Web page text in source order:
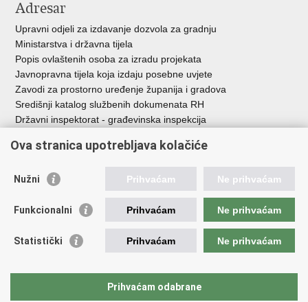
Adresar
Upravni odjeli za izdavanje dozvola za gradnju
Ministarstva i državna tijela
Popis ovlaštenih osoba za izradu projekata
Javnopravna tijela koja izdaju posebne uvjete
Zavodi za prostorno uređenje županija i gradova
Središnji katalog službenih dokumenata RH
Državni inspektorat - građevinska inspekcija
Vlada Republike Hrvatske
Agencija za pravni promet i posredovanje nekretninama
Fond za zaštitu okoliša i energetsku učinkovitost
Državne nekretnine d.o.o.
Ova stranica upotrebljava kolačiće
Nužni Prihvaćam Ne prihvaćam
Funkcionalni Prihvaćam Ne prihvaćam
Statistički Prihvaćam Ne prihvaćam
Prihvaćam odabrane